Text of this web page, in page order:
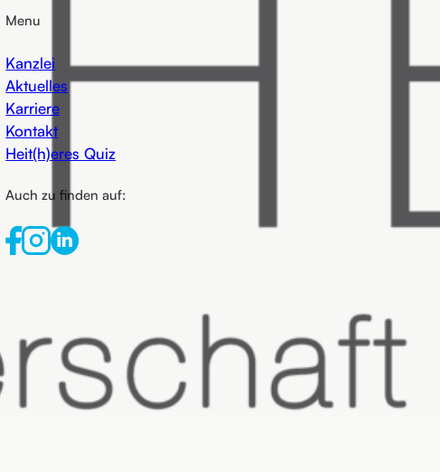
Menu
Kanzlei
Aktuelles
Karriere
Kontakt
Heit(h)eres Quiz
Auch zu finden auf: